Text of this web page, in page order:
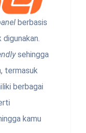
berbasis
sehingga
termasuk
berbagai
kamu